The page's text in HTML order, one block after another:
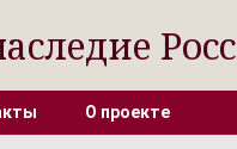
О проекте